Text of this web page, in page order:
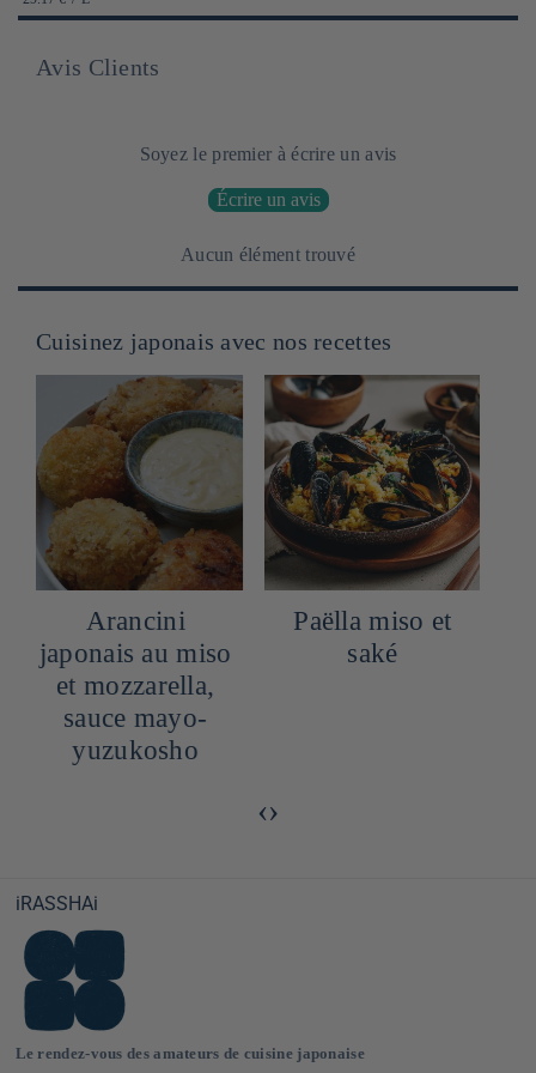
UNITAIRE
Avis Clients
Soyez le premier à écrire un avis
Écrire un avis
Aucun élément trouvé
Cuisinez japonais avec nos recettes
Paëlla miso et
saké
Gin Tonic au
Yuzu (ultra frais
‹›
iRASSHAi
Le rendez-vous des amateurs de cuisine japonaise